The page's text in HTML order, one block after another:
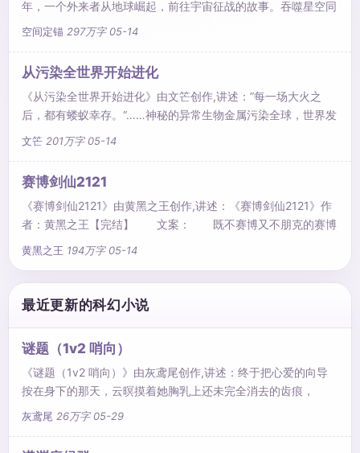
年，一个外来者从地球崛起，前往宇宙征战的故事。吞噬星空同
人，单世界..
空间定锚 297万字 05-14
从污染全世界开始进化
《从污染全世界开始进化》由文笀创作,讲述：”每一场大火之
后，都有蝼蚁幸存。“……神秘的异常生物金属污染全球，世界发
生巨大变..
文笀 201万字 05-14
赛博剑仙2121
《赛博剑仙2121》由黄黑之王创作,讲述：《赛博剑仙2121》作
者：黄黑之王【完结】 文案： 既不赛博又不朋克的赛博
朋克。..
黄黑之王 194万字 05-14
最近更新的科幻小说
谜题（1v2 哨向）
《谜题（1v2 哨向）》由灰鸢尾创作,讲述：终于把心爱的向导
按在身下的那天，云暝摸着她胸乳上还未完全消去的齿痕，
问：“你和我..
灰鸢尾 26万字 05-29